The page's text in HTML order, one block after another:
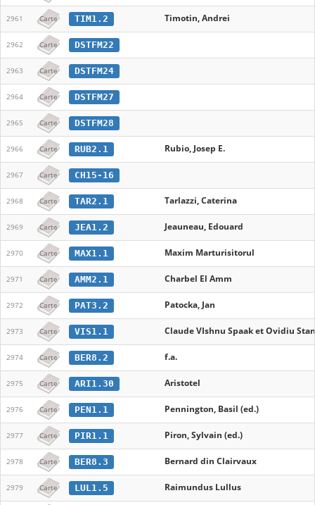
2961 Carte TIM1.2 Timotin, Andrei
2962 Carte DSTFM22
2963 Carte DSTFM24
2964 Carte DSTFM27
2965 Carte DSTFM28
2966 Carte RUB2.1 Rubio, Josep E.
2967 Carte CH15-16
2968 Carte TAR2.1 Tarlazzi, Caterina
2969 Carte JEA1.2 Jeauneau, Edouard
2970 Carte MAX1.1 Maxim Marturisitorul
2971 Carte AMM2.1 Charbel El Amm
2972 Carte PAT3.2 Patocka, Jan
2973 Carte VIS1.1 Claude VIshnu Spaak et Ovidiu
2974 Carte BER8.2 f.a.
2975 Carte ARI1.30 Aristotel
2976 Carte PEN1.1 Pennington, Basil (ed.)
2977 Carte PIR1.1 Piron, Sylvain (ed.)
2978 Carte BER8.3 Bernard din Clairvaux
2979 Carte LUL1.5 Raimundus Lullus